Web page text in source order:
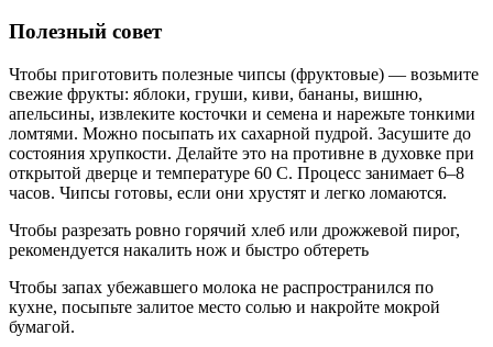
Полезный совет
Чтобы приготовить полезные чипсы (фруктовые) — возьмите
свежие фрукты: яблоки, груши, киви, бананы, вишню,
апельсины, извлеките косточки и семена и нарежьте тонкими
ломтями. Можно посыпать их сахарной пудрой. Засушите до
состояния хрупкости. Делайте это на противне в духовке при
открытой дверце и температуре 60 С. Процесс занимает 6–8
часов. Чипсы готовы, если они хрустят и легко ломаются.
Чтобы разрезать ровно горячий хлеб или дрожжевой пирог,
рекомендуется накалить нож и быстро обтереть
Чтобы запах убежавшего молока не распространился по
кухне, посыпьте залитое место солью и накройте мокрой
бумагой.